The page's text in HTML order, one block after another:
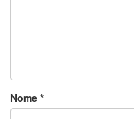
Nome *